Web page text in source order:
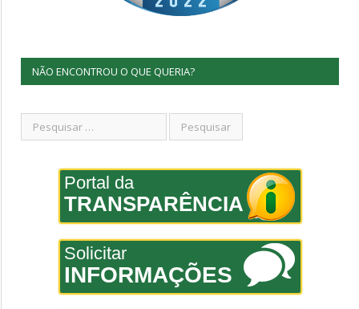
NÃO ENCONTROU O QUE QUERIA?
Portal da
TRANSPARÊNCIA
Solicitar
INFORMAÇÕES